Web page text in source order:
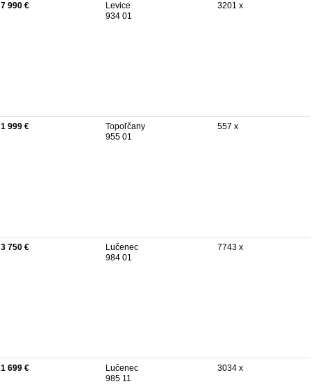
7 990 €
Levice
934 01
3201 x
1 999 €
Topoľčany
955 01
557 x
3 750 €
Lučenec
984 01
7743 x
1 699 €
Lučenec
985 11
3034 x